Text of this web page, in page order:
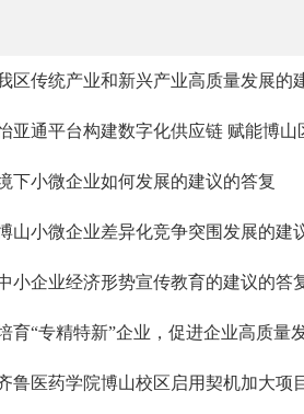
区传统产业和新兴产业高质量发展的
亚通平台构建数字化供应链 赋能博
下小微企业如何发展的建议的答复
山小微企业差异化竞争突围发展的建
小企业经济形势宣传教育的建议的答
育“专精特新”企业，促进企业高质量
鲁医药学院博山校区启用契机加大项